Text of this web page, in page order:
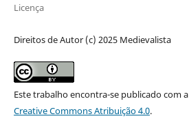
Licença
Direitos de Autor (c) 2025 Medievalista
Este trabalho encontra-se publicado com a
Creative Commons Atribuição 4.0.